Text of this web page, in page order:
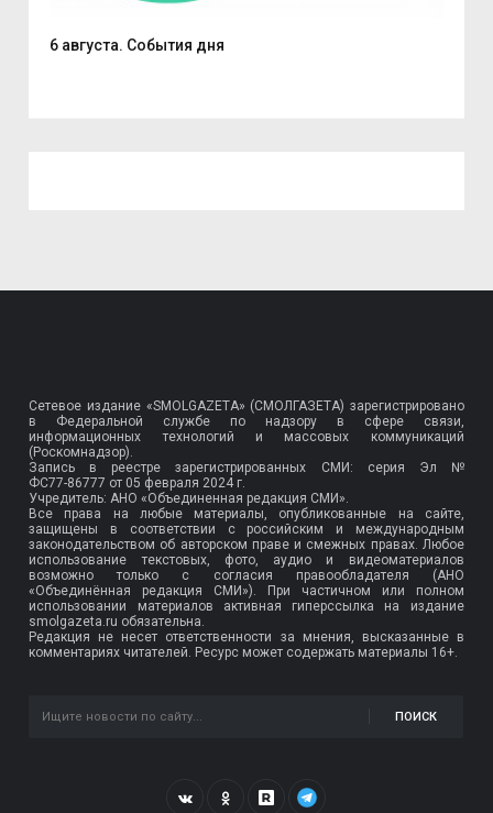
6 августа. События дня
Сетевое издание «SMOLGAZETA» (СМОЛГАЗЕТА) зарегистрировано
в Федеральной службе по надзору в сфере связи,
информационных технологий и массовых коммуникаций
(Роскомнадзор).
Запись в реестре зарегистрированных СМИ: серия Эл №
ФС77-86777 от 05 февраля 2024 г.
Учредитель: АНО «Объединенная редакция СМИ».
Все права на любые материалы, опубликованные на сайте,
защищены в соответствии с российским и международным
законодательством об авторском праве и смежных правах. Любое
использование текстовых, фото, аудио и видеоматериалов
возможно только с согласия правообладателя (АНО
«Объединённая редакция СМИ»). При частичном или полном
использовании материалов активная гиперссылка на издание
smolgazeta.ru обязательна.
Редакция не несет ответственности за мнения, высказанные в
комментариях читателей. Ресурс может содержать материалы 16+.
ПОИСК